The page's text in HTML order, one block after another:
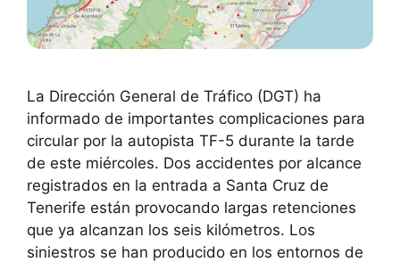
La Dirección General de Tráfico (DGT) ha
informado de importantes complicaciones para
circular por la autopista TF-5 durante la tarde
de este miércoles. Dos accidentes por alcance
registrados en la entrada a Santa Cruz de
Tenerife están provocando largas retenciones
que ya alcanzan los seis kilómetros. Los
siniestros se han producido en los entornos de